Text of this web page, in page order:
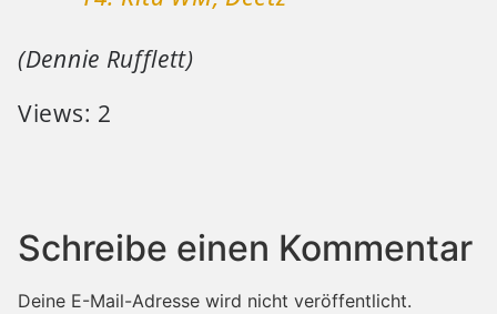
(Dennie Rufflett)
Views: 2
Schreibe einen Kommentar
Deine E-Mail-Adresse wird nicht veröffentlicht.